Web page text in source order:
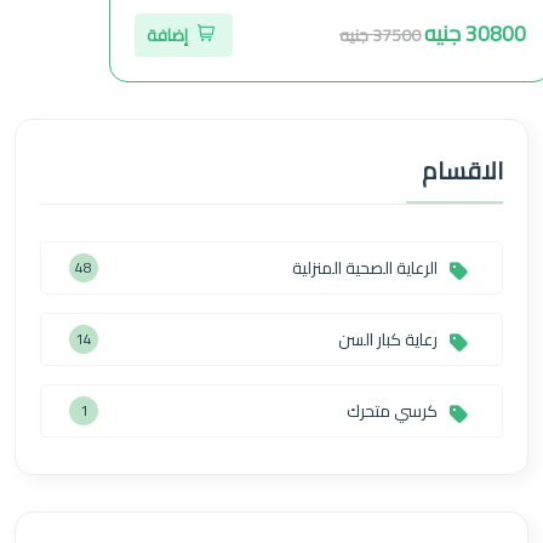
30800 جنيه 37500 جنيه إضافة
الاقسام
الرعاية الصحية المنزلية 48
رعاية كبار السن 14
كرسي متحرك 1